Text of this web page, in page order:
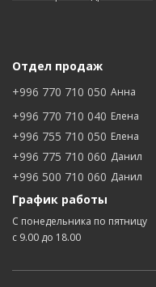
Отдел продаж
+996 770 710 050 Анна
+996 770 710 040 Елена
+996 755 710 050 Елена
+996 775 710 060 Данил
+996 500 710 060 Данил
График работы
С понедельника по пятницу
с 9.00 до 18.00